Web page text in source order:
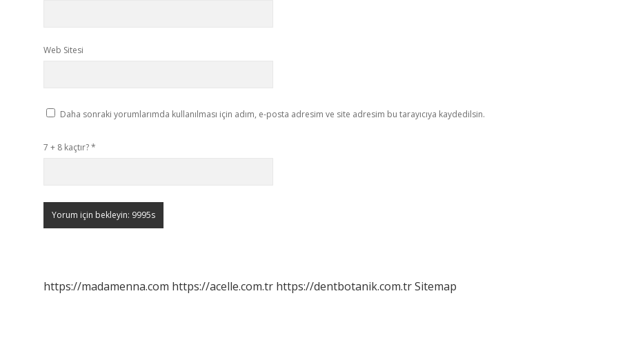
Web Sitesi
Daha sonraki yorumlarımda kullanılması için adım, e-posta adresim ve site adresim bu tarayıcıya kaydedilsin.
7 + 8 kaçtır?*
https://madamenna.com https://acelle.com.tr https://dentbotanik.com.trSitemap